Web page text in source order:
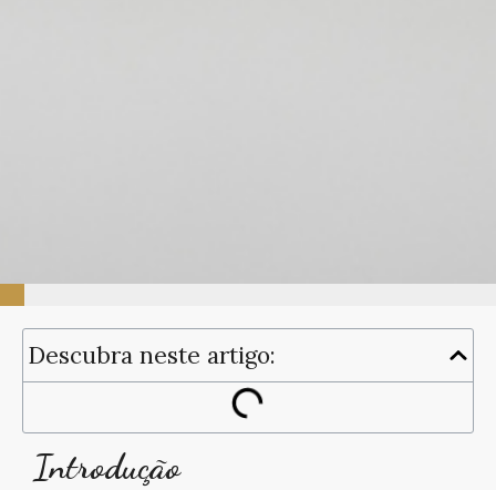
Descubra neste artigo:
Introdução